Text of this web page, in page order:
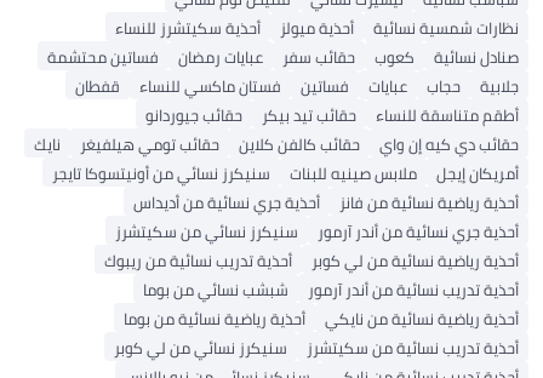
نظارات شمسية نسائية
أحذية ميولز
أحذية سكيتشرز للنساء
صنادل نسائية
كعوب حقائب سفر عبايات رمضان
فساتين محتشمة
جلابية
حجاب عبايات فساتين فستان ماكسي للنساء
قفطان
أطقم متناسقة للنساء
حقائب تيد بيكر
حقائب جيوردانو
حقائب دي كيه إن واي
حقائب كالفن كلاين حقائب تومي هيلفيغر
نايك
أمريكان إيجل
ملابس صينيه للبنات
سنيكرز نسائي من أونيتسوكا تايجر
أحذية رياضية نسائية من فانز
أحذية جري نسائية من أديداس
أحذية جري نسائية من أندر آرمور
سنيكرز نسائي من سكيتشرز
أحذية رياضية نسائية من لي كوبر
أحذية تدريب نسائية من ريبوك
أحذية تدريب نسائية من أندر آرمور
شبشب نسائي من بوما
أحذية رياضية نسائية من نايكي
أحذية رياضية نسائية من بوما
أحذية تدريب نسائية من سكيتشرز
سنيكرز نسائي من لي كوبر